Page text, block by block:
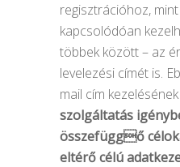
regisztrációhoz,
kapcsolódóan
többek között – az
levelezési címét is.
mail cím
szolgáltatás
összefüggő
eltérő célú